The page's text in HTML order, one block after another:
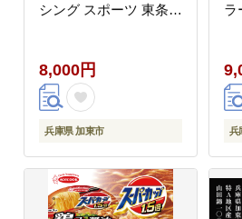
シング スポーツ 東条湖
8,000円
兵庫県 加東市
ラ
備
ケ
兵